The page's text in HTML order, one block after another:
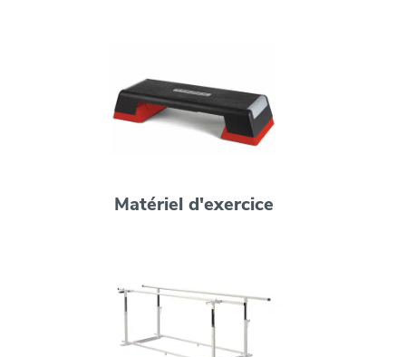
Matériel d'exercice